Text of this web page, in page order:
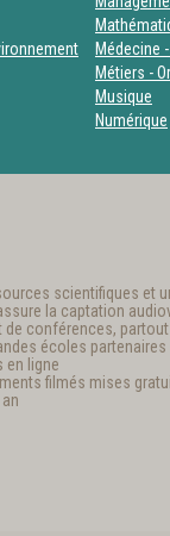
Médecine
Métiers -
Musique
Numérique
scientifiques et
la captation
conférences, partout
écoles partenaires
en ligne
filmés mises